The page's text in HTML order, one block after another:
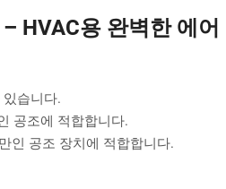
HVAC용 완벽한 에어
습니다.
공조에 적합합니다.
인 공조 장치에 적합합니다.